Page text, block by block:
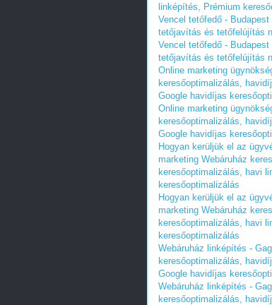
linképítés, Prémium
Vencel tetőfedő -
tetőjavítás és tetőfelújítás
Vencel tetőfedő -
tetőjavítás és tetőfelújítás
Online marketing
keresőoptimalizálás,
Google havidíjas
Online marketing
keresőoptimalizálás,
Google havidíjas
Hogyan kerüljük el az
marketing Webáruház
keresőoptimalizálás, havi
keresőoptimalizálás
Hogyan kerüljük el az
marketing Webáruház
keresőoptimalizálás, havi
keresőoptimalizálás
Webáruház linképítés -
keresőoptimalizálás,
Google havidíjas
Webáruház linképítés -
keresőoptimalizálás,